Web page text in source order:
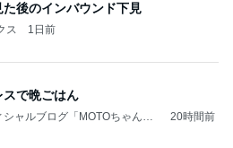
後のインバウンド下見
ス 1日前
スで晩ごはん
ャルブログ「MOTOちゃんと
20時間前